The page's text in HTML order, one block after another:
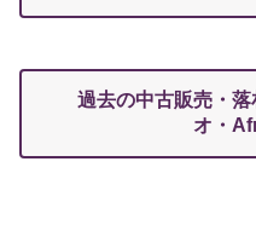
過去の中古販売・
オ・